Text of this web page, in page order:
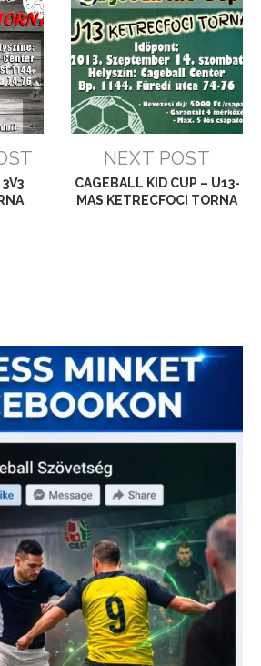
NEXT POST
CAGEBALL KID CUP – U13-
MAS KETRECFOCI TORNA